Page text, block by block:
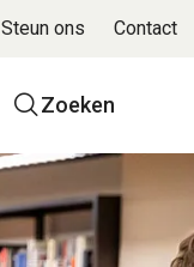
Zoeken
Steun ons Contact